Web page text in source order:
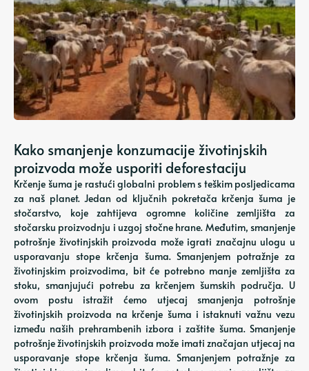
Kako smanjenje konzumacije životinjskih
proizvoda može usporiti deforestaciju
Krčenje šuma je rastući globalni problem s teškim posljedicama
za naš planet. Jedan od ključnih pokretača krčenja šuma je
stočarstvo, koje zahtijeva ogromne količine zemljišta za
stočarsku proizvodnju i uzgoj stočne hrane. Međutim, smanjenje
potrošnje životinjskih proizvoda može igrati značajnu ulogu u
usporavanju stope krčenja šuma. Smanjenjem potražnje za
životinjskim proizvodima, bit će potrebno manje zemljišta za
stoku, smanjujući potrebu za krčenjem šumskih područja. U
ovom postu istražit ćemo utjecaj smanjenja potrošnje
životinjskih proizvoda na krčenje šuma i istaknuti važnu vezu
između naših prehrambenih izbora i zaštite šuma. Smanjenje
potrošnje životinjskih proizvoda može imati značajan utjecaj na
usporavanje stope krčenja šuma. Smanjenjem potražnje za